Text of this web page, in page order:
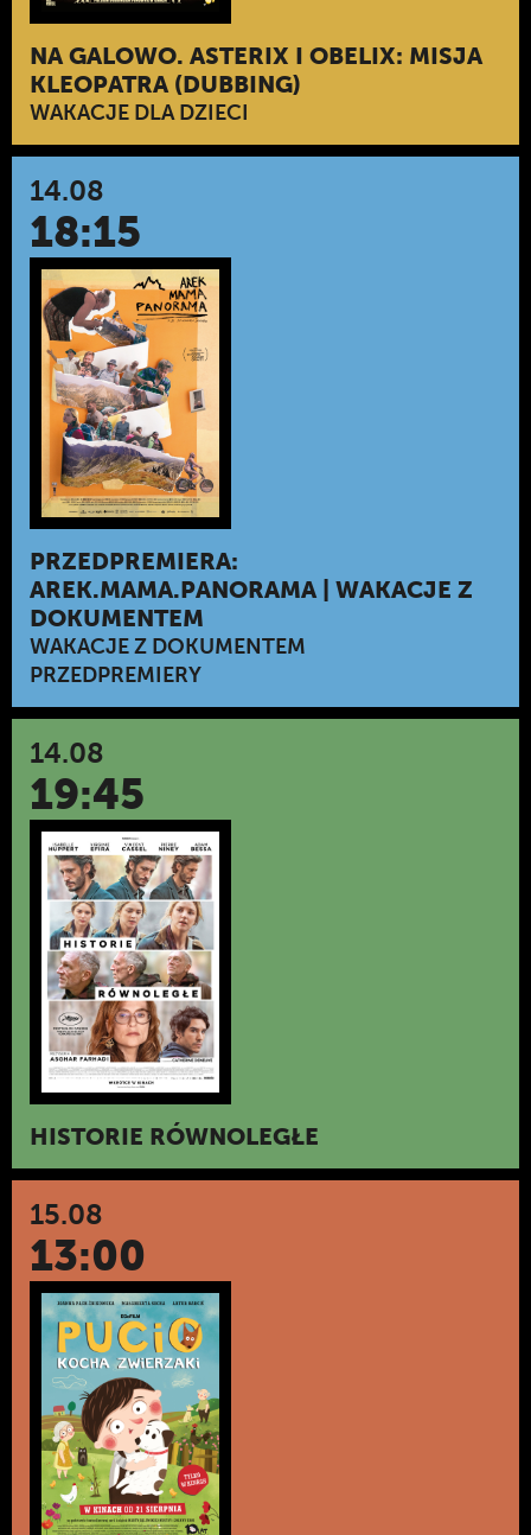
NA GALOWO. ASTERIX I OBELIX: MISJA
KLEOPATRA (DUBBING)
WAKACJE DLA DZIECI
14.08
18:15
PRZEDPREMIERA:
AREK.MAMA.PANORAMA | WAKACJE Z
DOKUMENTEM
WAKACJE Z DOKUMENTEM
PRZEDPREMIERY
14.08
19:45
HISTORIE RÓWNOLEGŁE
15.08
13:00